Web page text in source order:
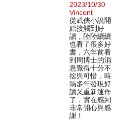
2023/10/30
Vincent
從武俠小說開
始接觸到好
讀，陸陸續續
也看了很多好
書，六年前看
到周博士的消
息覺得十分不
捨與可惜，時
隔多年發現好
讀又重新運作
了，實在感到
非常開心與感
謝！